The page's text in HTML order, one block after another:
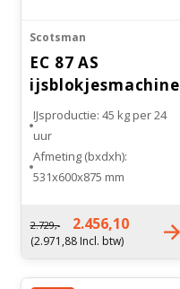
Scotsman
EC 87 AS
ijsblokjesmachine
Gourmet
IJsproductie: 45 kg per 24
uur
Afmeting (bxdxh):
531x600x875 mm
Soort koeling:
Luchtgekoeld
Gewicht: 46 kg
2.729,- 2.456,10
(2.971,88 Incl. btw)